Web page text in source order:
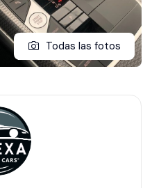
Todas las fotos